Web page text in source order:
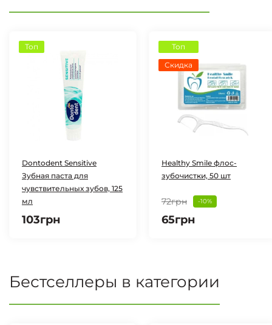
Топ
Dontodent Sensitive
Зубная паста для
чувствительных зубов, 125
мл
103грн
Топ
Скидка
Healthy Smile флос-
зубочистки, 50 шт
72грн -10%
65грн
Бестселлеры в категории